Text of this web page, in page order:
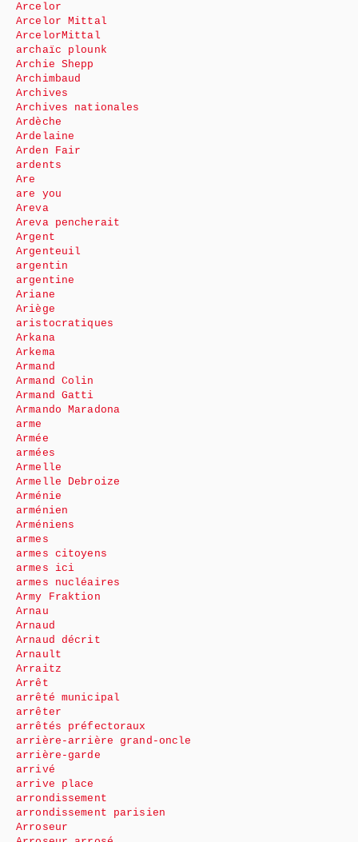
Arcelor
Arcelor Mittal
ArcelorMittal
archaïc plounk
Archie Shepp
Archimbaud
Archives
Archives nationales
Ardèche
Ardelaine
Arden Fair
ardents
Are
are you
Areva
Areva pencherait
Argent
Argenteuil
argentin
argentine
Ariane
Ariège
aristocratiques
Arkana
Arkema
Armand
Armand Colin
Armand Gatti
Armando Maradona
arme
Armée
armées
Armelle
Armelle Debroize
Arménie
arménien
Arméniens
armes
armes citoyens
armes ici
armes nucléaires
Army Fraktion
Arnau
Arnaud
Arnaud décrit
Arnault
Arraitz
Arrêt
arrêté municipal
arrêter
arrêtés préfectoraux
arrière-arrière grand-oncle
arrière-garde
arrivé
arrive place
arrondissement
arrondissement parisien
Arroseur